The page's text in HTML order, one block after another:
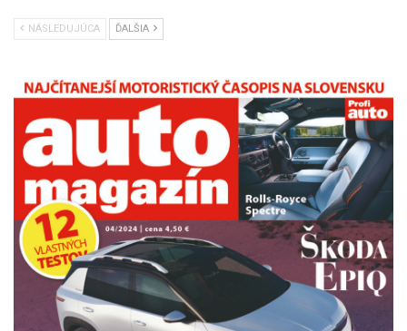
NÁSLEDUJÚCA ĎALŠIA